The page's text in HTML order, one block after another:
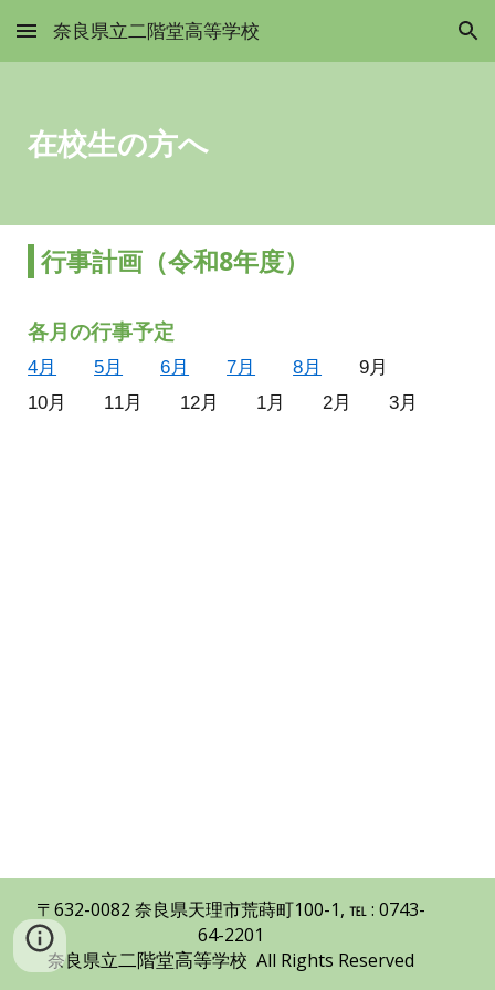
Skip to main content Skip to navigation
奈良県立二階堂高等学校
在校生の方へ
行事計画 （令和8年度）
各月の行事予定
4月 5月 6月 7月 8月
9月
10月
11月 12月 1月 2月 3月
〒632-0082 奈良県天理市荒蒔町100-1, ℡ : 0743-
64-2201
奈良県立二階堂高等学校 All Rights Reserved